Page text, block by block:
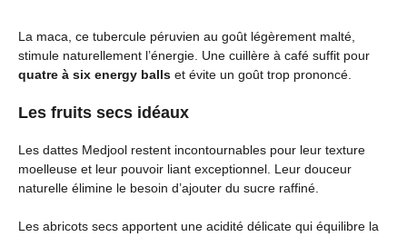
La maca, ce tubercule péruvien au goût légèrement malté,
stimule naturellement l’énergie. Une cuillère à café suffit pour
quatre à six energy balls et évite un goût trop prononcé.
Les fruits secs idéaux
Les dattes Medjool restent incontournables pour leur texture
moelleuse et leur pouvoir liant exceptionnel. Leur douceur
naturelle élimine le besoin d’ajouter du sucre raffiné.
Les abricots secs apportent une acidité délicate qui équilibre la